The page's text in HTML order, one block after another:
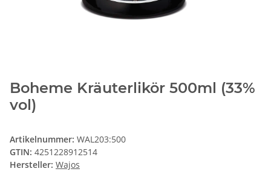
Boheme Kräuterlikör 500ml (33%
vol)
Artikelnummer: WAL203:500
GTIN: 4251228912514
Hersteller: Wajos